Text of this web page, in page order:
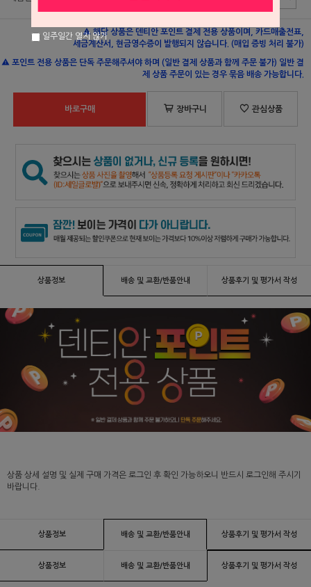
해당 상품은 덴티안 포인트 결제 전용 상품이며, 카드매출전표,
세금계산서, 현금영수증이 발행되지 않습니다. (매입 증빙 처리 불가)
포인트 전용 상품은 단독 주문해주셔야 하며 (일반 결제 상품과 함께 주문 불가) 일반 결
제 상품 주문이 있는 경우 묶음 배송 가능합니다.
바로구매 장바구니 관심상품
상품정보 배송 및 교환/반품안내 상품후기 및 평가서 작성
상품 상세 설명 및 실제 구매 가격은 로그인 후 확인 가능하오니 반드시 로그인해 주시기
바랍니다.
상품정보 배송 및 교환/반품안내 상품후기 및 평가서 작성
상품정보 배송 및 교환/반품안내 상품후기 및 평가서 작성
일주일간 열지 않기